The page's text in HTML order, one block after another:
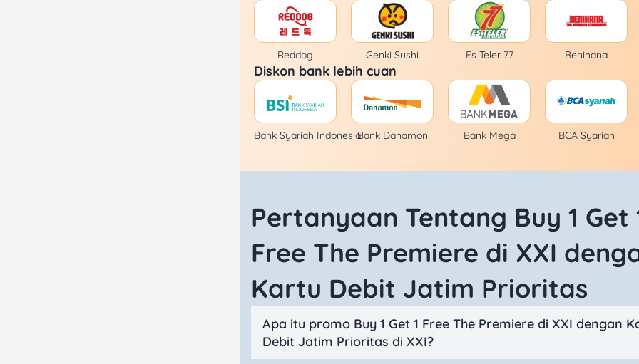
Reddog Genki Sushi Es Teler 77 Benihana
Diskon bank lebih cuan
Bank Syariah IndonesiaBank Danamon Bank Mega BCA Syariah
Pertanyaan Tentang Buy 1 Get
Free The Premiere di XXI
Kartu Debit Jatim Prioritas
Apa itu promo Buy 1 Get 1 Free The Premiere di XXI dengan
Debit Jatim Prioritas di XXI?